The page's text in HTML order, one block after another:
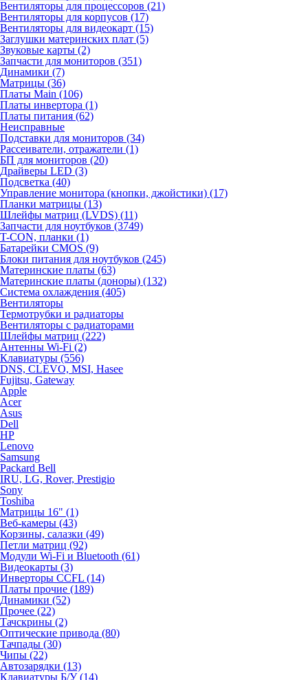
Вентиляторы для процессоров (21)
Вентиляторы для корпусов (17)
Вентиляторы для видеокарт (15)
Заглушки материнских плат (5)
Звуковые карты (2)
Запчасти для мониторов (351)
Динамики (7)
Матрицы (36)
Платы Main (106)
Платы инвертора (1)
Платы питания (62)
Неисправные
Подставки для мониторов (34)
Рассеиватели, отражатели (1)
БП для мониторов (20)
Драйверы LED (3)
Подсветка (40)
Управление монитора (кнопки, джойстики) (17)
Планки матрицы (13)
Шлейфы матриц (LVDS) (11)
Запчасти для ноутбуков (3749)
T-CON, планки (1)
Батарейки CMOS (9)
Блоки питания для ноутбуков (245)
Материнские платы (63)
Материнские платы (доноры) (132)
Система охлаждения (405)
Вентиляторы
Термотрубки и радиаторы
Вентиляторы с радиаторами
Шлейфы матриц (222)
Антенны Wi-Fi (2)
Клавиатуры (556)
DNS, CLEVO, MSI, Hasee
Fujitsu, Gateway
Apple
Acer
Asus
Dell
HP
Lenovo
Samsung
Packard Bell
IRU, LG, Rover, Prestigio
Sony
Toshiba
Матрицы 16" (1)
Веб-камеры (43)
Корзины, салазки (49)
Петли матриц (92)
Модули Wi-Fi и Bluetooth (61)
Видеокарты (3)
Инверторы CCFL (14)
Платы прочие (189)
Динамики (52)
Прочее (22)
Тачскрины (2)
Оптические привода (80)
Тачпады (30)
Чипы (22)
Автозарядки (13)
Клавиатуры Б/У (14)